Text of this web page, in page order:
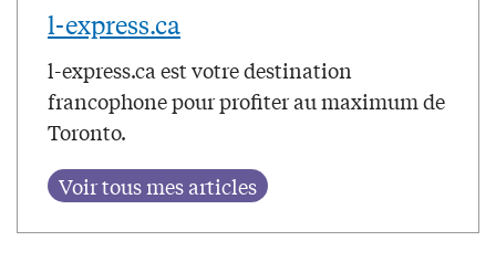
l-express.ca
l-express.ca est votre destination
francophone pour profiter au maximum de
Toronto.